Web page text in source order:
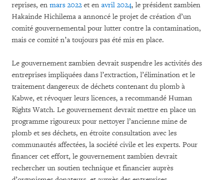
reprises, en mars 2022 et en avril 2024, le président zambien
Hakainde Hichilema a annoncé le projet de création d’un
comité gouvernemental pour lutter contre la contamination,
mais ce comité n’a toujours pas été mis en place.
Le gouvernement zambien devrait suspendre les activités des
entreprises impliquées dans l’extraction, l’élimination et le
traitement dangereux de déchets contenant du plomb à
Kabwe, et révoquer leurs licences, a recommandé Human
Rights Watch. Le gouvernement devrait mettre en place un
programme rigoureux pour nettoyer l’ancienne mine de
plomb et ses déchets, en étroite consultation avec les
communautés affectées, la société civile et les experts. Pour
financer cet effort, le gouvernement zambien devrait
rechercher un soutien technique et financier auprès